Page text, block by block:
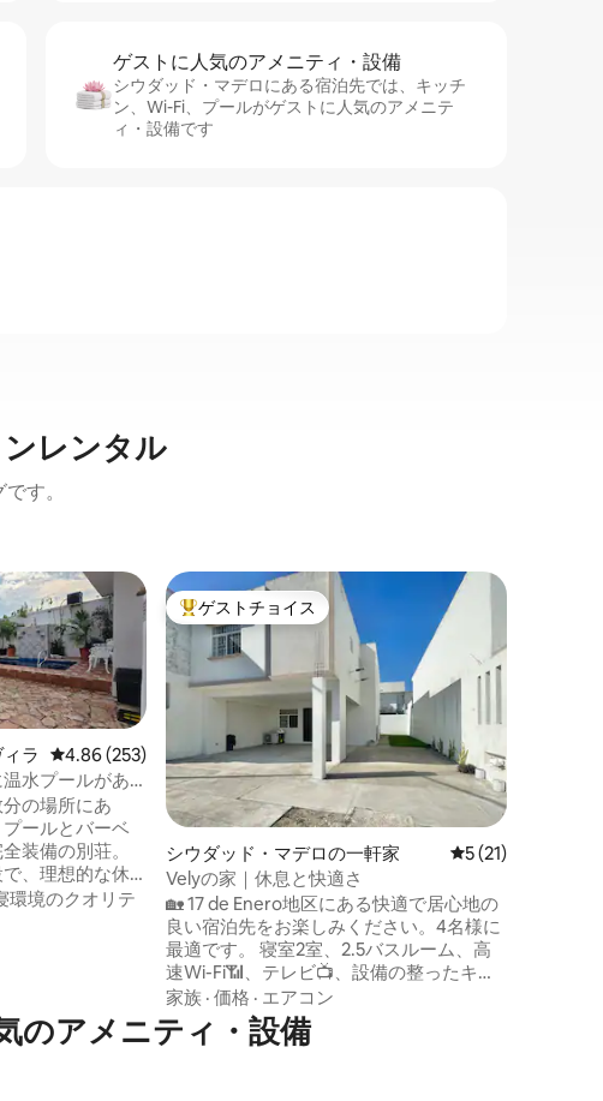
ゲストに人⁠気⁠のア⁠メ⁠ニ⁠テ⁠ィ・設⁠備
シウダッド・マデロにある宿泊先では、キッチ
ン、Wi-Fi、プールがゲストに人気のアメニテ
ィ・設備です
レンタル
す。
評価
ラ レビュー253件、5つ星中4.86つ星の平均評価
4.86 (253)
水プールがあ
の場所にあ
ールとバーベ
装備の別荘。
、理想的な休
高速インター
えた快適な客
たメインベッ
台を備えたベッ
環境のクオリテ
大好評のゲストチョイスです。
ゲストチョイス
シウダッド・マデロの一軒家 レビュー21件、5
5 (21)
Velyの家｜休息と快適さ
🏡 17 de Enero地区にある快適で居心地の
良い宿泊先をお楽しみください。4名様に
最適です。 寝室2室、2.5バスルーム、高
速Wi-Fi📶、テレビ📺、設備の整ったキッ
チン🍳、エアコン❄️、駐車場🚗をご用意し
ています。 ミラマールビーチ🌊からわず
か10分。夕日、リラックスした散歩、美
家族 · 価格 · エアコン
のアメニティ・設備